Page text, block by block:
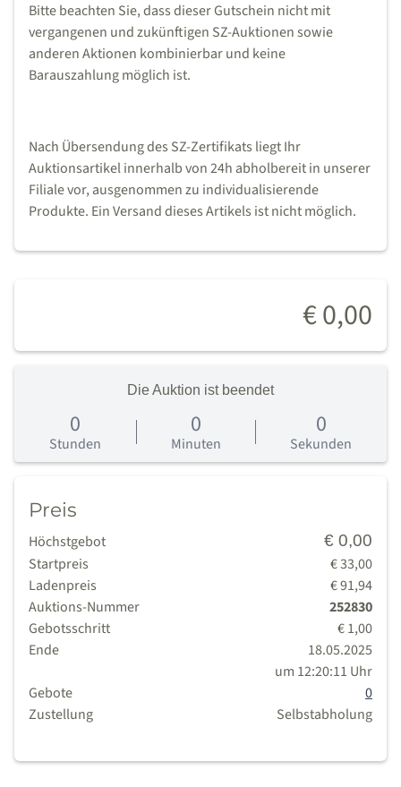
€ 0,00
Die Auktion ist beendet
0
Stunden
0
Minuten
0
Sekunden
Preis
Höchstgebot € 0,00
Startpreis
€ 33,00
Ladenpreis
€ 91,94
Auktions-Nummer
252830
Gebotsschritt
€ 1,00
Ende
18.05.2025
um 12:20:11 Uhr
Gebote
0
Zustellung
Selbstabholung
Bitte beachten Sie, dass dieser Gutschein nicht mit
vergangenen und zukünftigen SZ-Auktionen sowie
anderen Aktionen kombinierbar und keine
Barauszahlung möglich ist.
Nach Übersendung des SZ-Zertifikats liegt Ihr
Auktionsartikel innerhalb von 24h abholbereit in unserer
Filiale vor, ausgenommen zu individualisierende
Produkte. Ein Versand dieses Artikels ist nicht möglich.